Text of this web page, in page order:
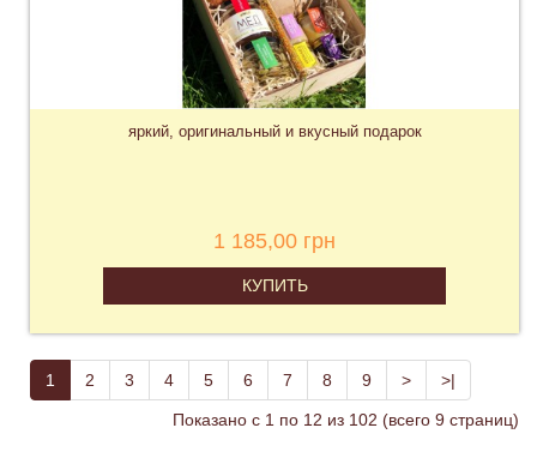
яркий, оригинальный и вкусный подарок
1 185,00 грн
КУПИТЬ
1 2 3 4 5 6 7 8 9 > >|
Показано с 1 по 12 из 102 (всего 9 страниц)